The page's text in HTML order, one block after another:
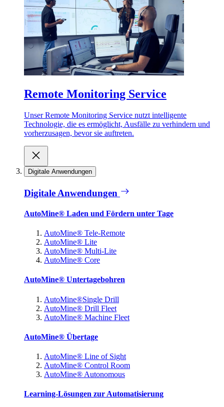
Remote Monitoring Service
Unser Remote Monitoring Service nutzt intelligente
Technologie, die es ermöglicht, Ausfälle zu verhindern und
vorherzusagen, bevor sie auftreten.
Digitale Anwendungen
Digitale Anwendungen
AutoMine® Laden und Fördern unter Tage
AutoMine® Tele-Remote
AutoMine® Lite
AutoMine® Multi-Lite
AutoMine® Core
AutoMine® Untertagebohren
AutoMine®Single Drill
AutoMine® Drill Fleet
AutoMine® Machine Fleet
AutoMine® Übertage
AutoMine® Line of Sight
AutoMine® Control Room
AutoMine® Autonomous
Learning-Lösungen zur Automatisierung